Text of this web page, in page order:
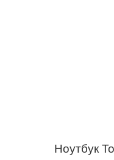
Ноутбук